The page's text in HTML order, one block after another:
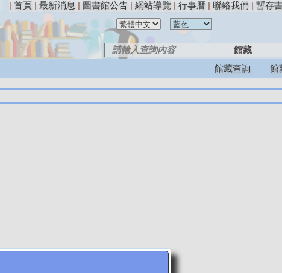
| 首頁 | 最新消息 | 圖書館公告 | 網站導覽 | 行事曆 | 聯絡我們 | 暫存
館藏查詢 館